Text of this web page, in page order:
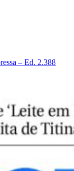
– Ed. 2.388